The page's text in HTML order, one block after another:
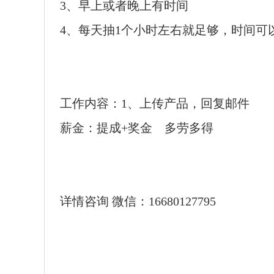
3、早上或者晚上有时间
4、每天抽1个小时左右就足够，时间可
工作内容：1、上传产品，回复邮件
薪金：提成+奖金 多劳多得
详情咨询 微信：16680127795